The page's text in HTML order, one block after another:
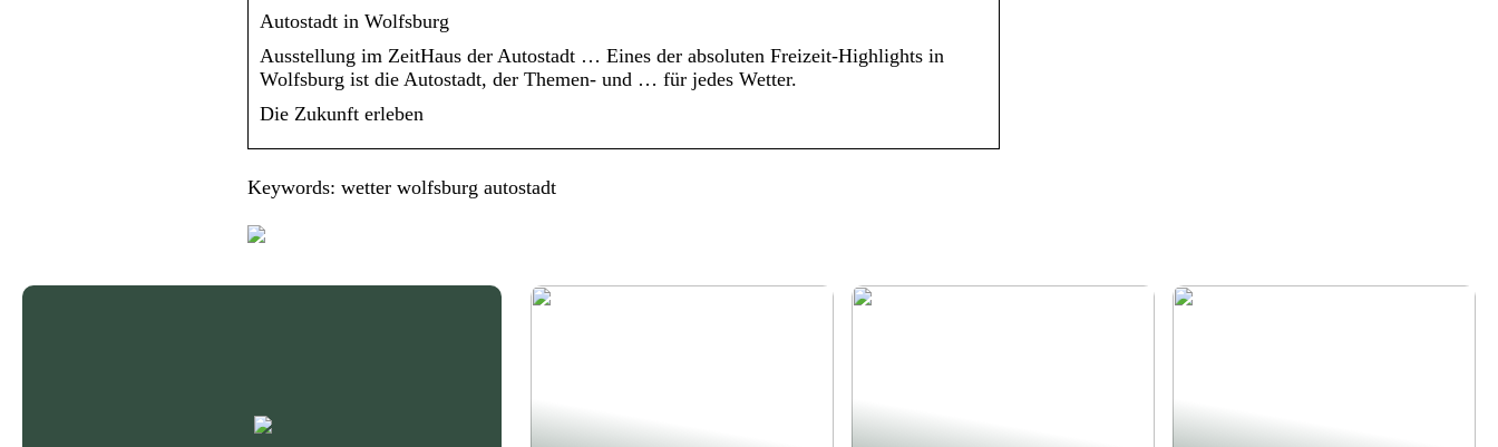
Autostadt in Wolfsburg
Ausstellung im ZeitHaus der Autostadt … Eines der absoluten Freizeit-Highlights in
Wolfsburg ist die Autostadt, der Themen- und … für jedes Wetter.
Die Zukunft erleben
Keywords: wetter wolfsburg autostadt